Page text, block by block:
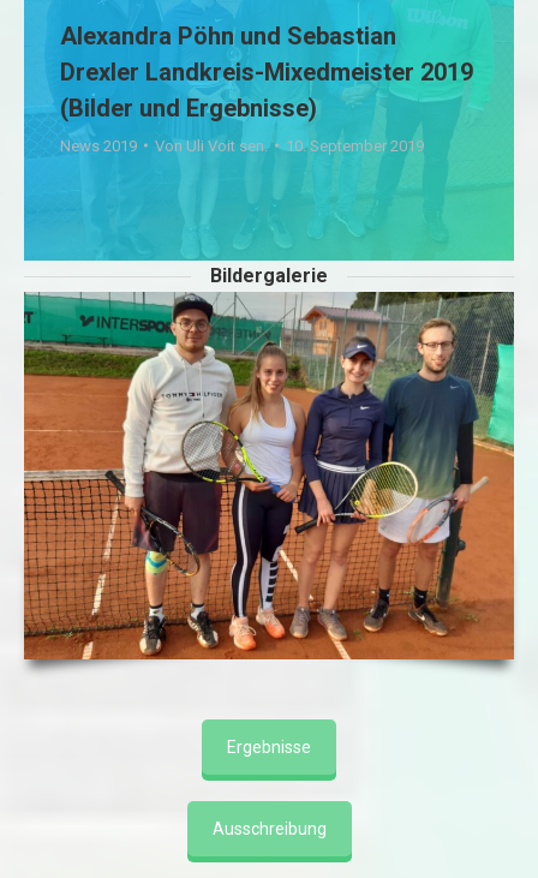
Alexandra Pöhn und Sebastian
Drexler Landkreis-Mixedmeister 2019
(Bilder und Ergebnisse)
News 2019 VonUli Voit sen. 10. September 2019
Bildergalerie
Ergebnisse
Ausschreibung